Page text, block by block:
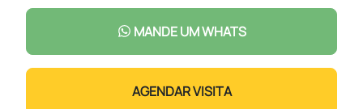
MANDE UM WHATS
AGENDAR VISITA